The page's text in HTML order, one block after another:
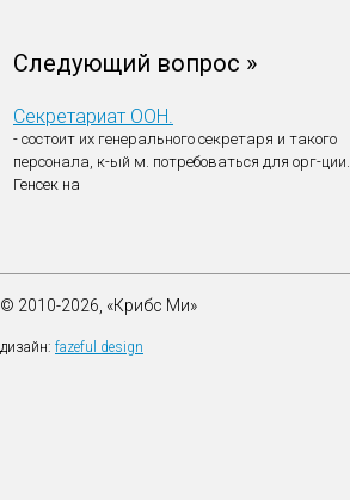
Следующий вопрос »
Секретариат ООН.
- состоит их генерального секретаря и такого
персонала, к-ый м. потребоваться для орг-ции.
Генсек на
© 2010-2026, «Крибс Ми»
дизайн: fazeful design